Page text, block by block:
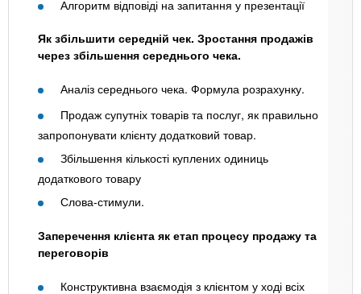
Алгоритм відповіді на запитання у презентації
Як збільшити середній чек. Зростання продажів
через збільшення середнього чека.
Аналіз середнього чека. Формула розрахунку.
Продаж супутніх товарів та послуг, як правильно
запропонувати клієнту додатковий товар.
Збільшення кількості куплених одиниць
додаткового товару
Слова-стимули.
Заперечення клієнта як етап процесу продажу та
переговорів
Конструктивна взаємодія з клієнтом у ході всіх